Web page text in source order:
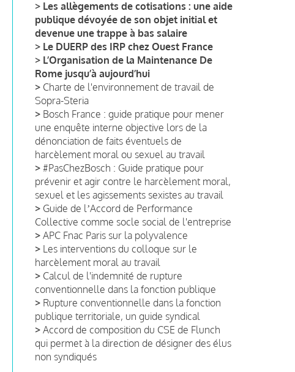
> Les allègements de cotisations : une aide
publique dévoyée de son objet initial et
devenue une trappe à bas salaire
> Le DUERP des IRP chez Ouest France
> L’Organisation de la Maintenance De
Rome jusqu’à aujourd’hui
> Charte de l'environnement de travail de
Sopra-Steria
> Bosch France : guide pratique pour mener
une enquête interne objective lors de la
dénonciation de faits éventuels de
harcèlement moral ou sexuel au travail
> #PasChezBosch : Guide pratique pour
prévenir et agir contre le harcèlement moral,
sexuel et les agissements sexistes au travail
> Guide de lʼAccord de Performance
Collective comme socle social de l'entreprise
> APC Fnac Paris sur la polyvalence
> Les interventions du colloque sur le
harcèlement moral au travail
> Calcul de l'indemnité de rupture
conventionnelle dans la fonction publique
> Rupture conventionnelle dans la fonction
publique territoriale, un guide syndical
> Accord de composition du CSE de Flunch
qui permet à la direction de désigner des élus
non syndiqués